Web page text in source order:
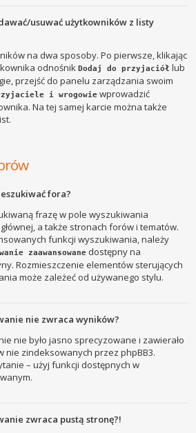
usuwać użytkowników z listy
na dwa sposoby. Po pierwsze, klikając
odnośnikDodaj do przyjaciół lub
przejść do panelu zarządzania swoim
i wrogowie wprowadzić
Na tej samej karcie można także
fora?
frazę w pole wyszukiwania
a także stronach forów i tematów.
funkcji wyszukiwania, należy
zaawansowane dostępny na
Rozmieszczenie elementów sterujących
może zależeć od używanego stylu.
nie zwraca wyników?
nie było jasno sprecyzowane i zawierało
nie zindeksowanych przez phpBB3.
– użyj funkcji dostępnych w
zwraca pustą stronę?!